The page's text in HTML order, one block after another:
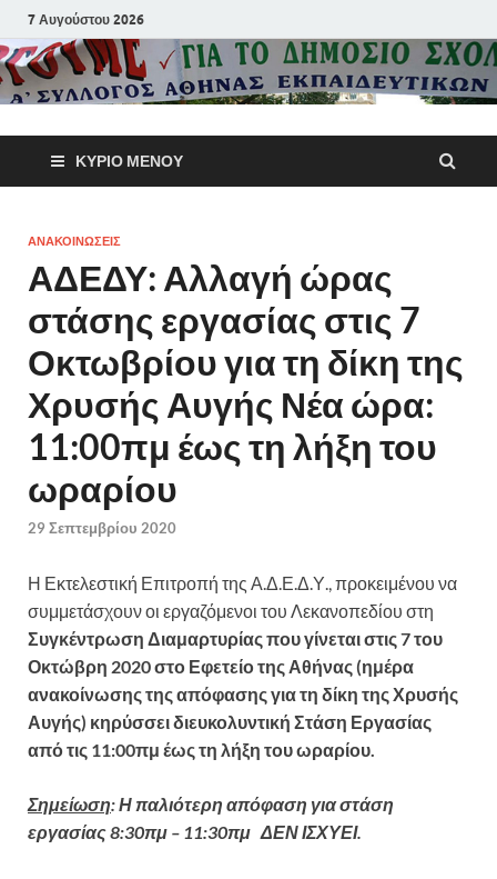
7 Αυγούστου 2026
Α΄
Αθηνών
Π.Ε.
ΚΎΡΙΟ ΜΕΝΟΎ
ΑΝΑΚΟΙΝΩΣΕΙΣ
ΑΔΕΔΥ: Αλλαγή ώρας
στάσης εργασίας στις 7
Οκτωβρίου για τη δίκη της
Χρυσής Αυγής Νέα ώρα:
11:00πμ έως τη λήξη του
ωραρίου
29 Σεπτεμβρίου 2020
Η Εκτελεστική Επιτροπή της Α.Δ.Ε.Δ.Υ., προκειμένου να
συμμετάσχουν οι εργαζόμενοι του Λεκανοπεδίου στη
Συγκέντρωση Διαμαρτυρίας που γίνεται στις 7 του
Οκτώβρη 2020 στο Εφετείο της Αθήνας (ημέρα
ανακοίνωσης της απόφασης για τη δίκη της Χρυσής
Αυγής) κηρύσσει διευκολυντική Στάση Εργασίας
από τις 11:00πμ έως τη λήξη του ωραρίου.
Σημείωση: Η παλιότερη απόφαση για στάση
εργασίας 8:30πμ – 11:30πμ ΔΕΝ ΙΣΧΥΕΙ.